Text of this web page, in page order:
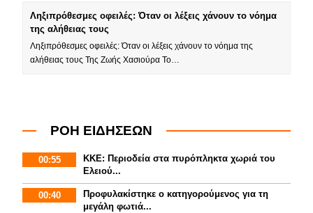
Ληξιπρόθεσμες οφειλές: Όταν οι λέξεις χάνουν το νόημα
της αλήθειας τους
Ληξιπρόθεσμες οφειλές: Όταν οι λέξεις χάνουν το νόημα της
αλήθειας τους Της Ζωής Χασιούρα Το…
ΡΟΗ ΕΙΔΗΣΕΩΝ
00:55
ΚΚΕ: Περιοδεία στα πυρόπληκτα χωριά του
Ελειού...
00:40
Προφυλακίστηκε ο κατηγορούμενος για τη
μεγάλη φωτιά...